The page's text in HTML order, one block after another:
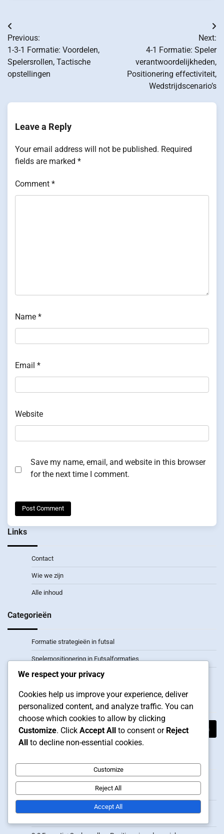
Post
navigation
Previous:
1-3-1 Formatie: Voordelen,
Spelersrollen, Tactische
opstellingen
Next:
4-1 Formatie: Speler
verantwoordelijkheden,
Positionering effectiviteit,
Wedstrijdscenario’s
Leave a Reply
Your email address will not be published. Required
fields are marked *
Comment *
Name *
Email *
Website
Save my name, email, and website in this browser
for the next time I comment.
Links
Contact
Wie we zijn
Alle inhoud
Categorieën
Formatie strategieën in futsal
Spelerpositionering in Futsalformaties
Tactische Analyse van Futsalformaties
Zoeken
Search
2-3 Formatie: Tactische flexibiliteit, Spelerpositionering,
1-3-2 Formatie: Tactisch kader, Defensieve strategieën,
We respect your privacy
Cookies help us improve your experience, deliver
personalized content, and analyze traffic. You can
choose which cookies to allow by clicking
Customize. Click Accept All to consent or Reject
All to decline non-essential cookies.
Customize
Reject All
Accept All